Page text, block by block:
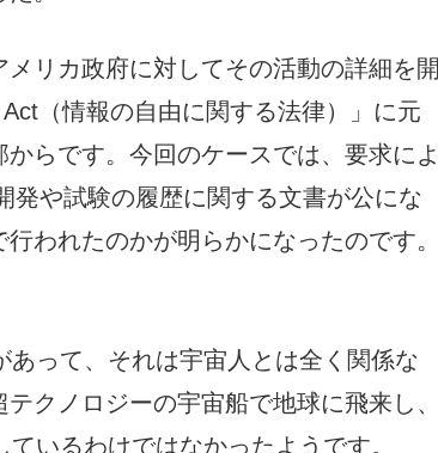
リカ政府に対してその活動の詳細を開
（情報の自由に関する法律）」に元
らです。今回のケースでは、要求によ
発や試験の履歴に関する文書が公にな
われたのかが明らかになったのです。
って、それは宇宙人とは全く関係な
クノロジーの宇宙船で地球に飛来し、
いるわけではなかったようです。